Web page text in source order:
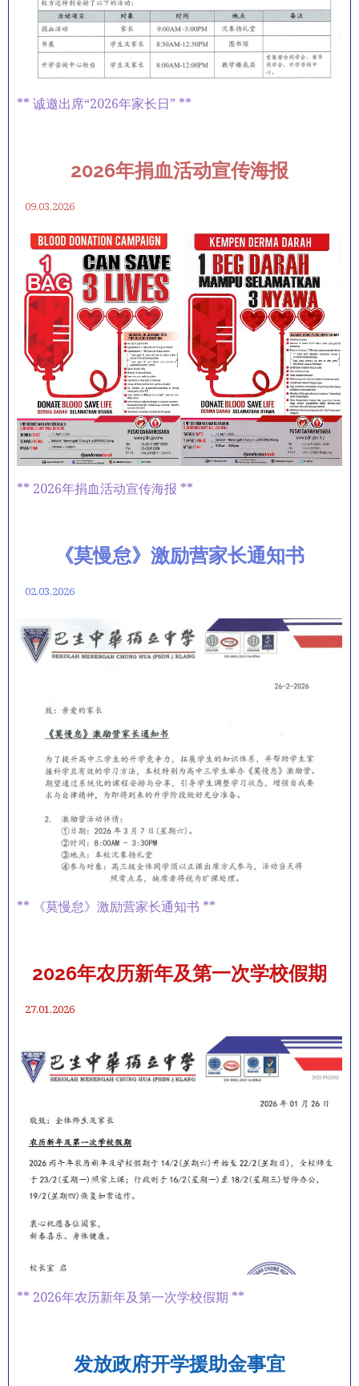
** 诚邀出席“2026年家长日” **
2026年捐血活动宣传海报
09.03.2026
** 2026年捐血活动宣传海报 **
《莫慢怠》激励营家长通知书
02.03.2026
** 《莫慢怠》激励营家长通知书 **
2026年农历新年及第一次学校假期
27.01.2026
** 2026年农历新年及第一次学校假期 **
发放政府开学援助金事宜